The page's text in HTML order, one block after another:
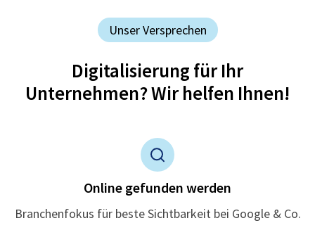
Unser Versprechen
Digitalisierung für Ihr
Unternehmen? Wir helfen Ihnen!
Online gefunden werden
Branchenfokus für beste Sichtbarkeit bei Google & Co.